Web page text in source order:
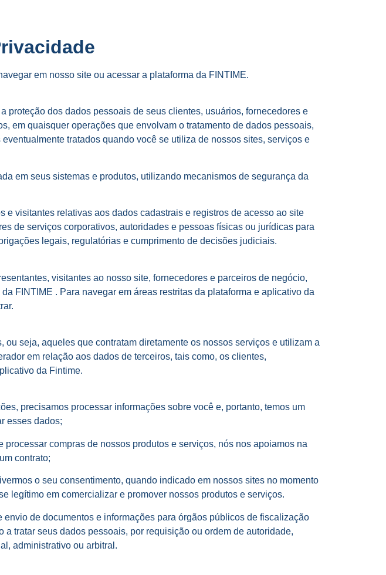
em nosso site ou acessar a plataforma da FINTIME.
dos dados pessoais de seus clientes, usuários, fornecedores e
em quaisquer operações que envolvam o tratamento de dados pessoais,
tratados quando você se utiliza de nossos sites, serviços e
em seus sistemas e produtos, utilizando mecanismos de segurança da
visitantes relativas aos dados cadastrais e registros de acesso ao site
de serviços corporativos, autoridades e pessoas físicas ou jurídicas para
legais, regulatórias e cumprimento de decisões judiciais.
visitantes ao nosso site, fornecedores e parceiros de negócio,
FINTIME . Para navegar em áreas restritas da plataforma e aplicativo da
seja, aqueles que contratam diretamente os nossos serviços e utilizam a
em relação aos dados de terceiros, tais como, os clientes,
da Fintime.
precisamos processar informações sobre você e, portanto, temos um
esses dados;
compras de nossos produtos e serviços, nós nos apoiamos na
contrato;
o seu consentimento, quando indicado em nossos sites no momento
legítimo em comercializar e promover nossos produtos e serviços.
de documentos e informações para órgãos públicos de fiscalização
tratar seus dados pessoais, por requisição ou ordem de autoridade,
administrativo ou arbitral.